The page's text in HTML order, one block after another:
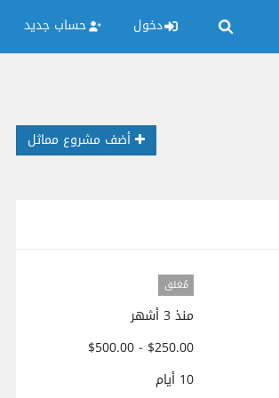
دخول حساب جديد
أضف مشروع مماثل
مُغلق
منذ 3 أشهر
$250.00 - $500.00
10 أيام